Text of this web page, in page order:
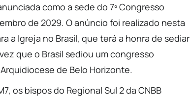
como a sede do 7º Congresso
de 2029. O anúncio foi realizado nesta
a Igreja no Brasil, que terá a honra de sediar
que o Brasil sediou um congresso
de Belo Horizonte.
os bispos do Regional Sul 2 da CNBB